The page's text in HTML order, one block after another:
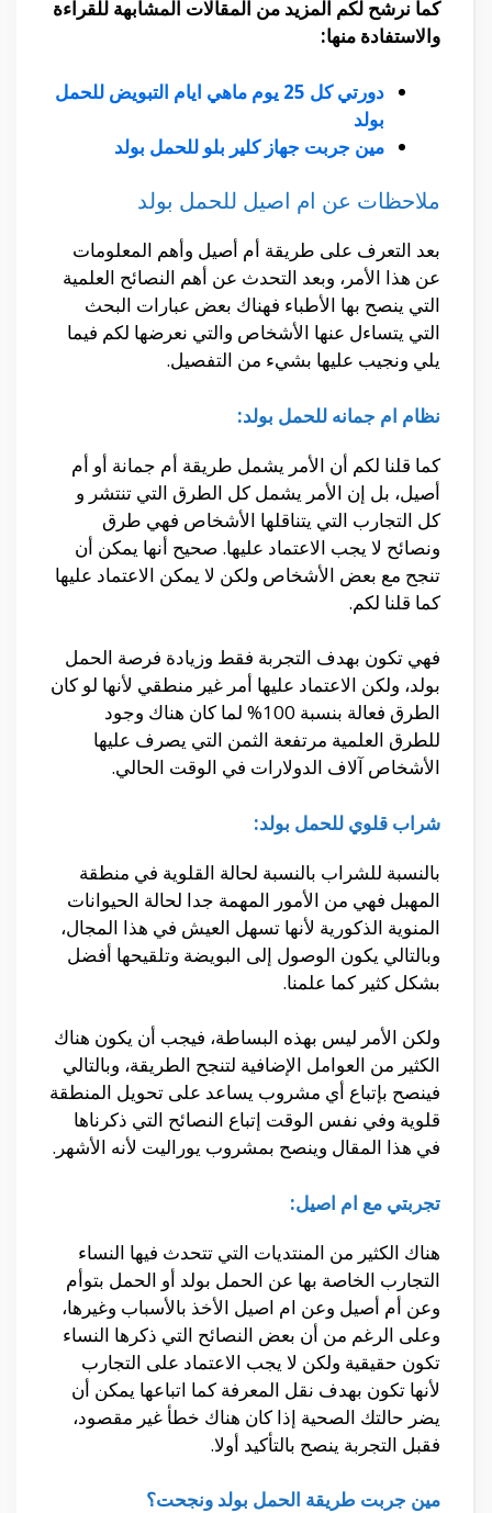
كما نرشح لكم المزيد من المقالات المشابهة للقراءة
والاستفادة منها:
دورتي كل 25 يوم ماهي ايام التبويض للحمل
بولد
مين جربت جهاز كلير بلو للحمل بولد
ملاحظات عن ام اصيل للحمل بولد
بعد التعرف على طريقة أم أصيل وأهم المعلومات
عن هذا الأمر، وبعد التحدث عن أهم النصائح العلمية
التي ينصح بها الأطباء فهناك بعض عبارات البحث
التي يتساءل عنها الأشخاص والتي نعرضها لكم فيما
يلي ونجيب عليها بشيء من التفصيل.
نظام ام جمانه للحمل بولد:
كما قلنا لكم أن الأمر يشمل طريقة أم جمانة أو أم
أصيل، بل إن الأمر يشمل كل الطرق التي تنتشر و
كل التجارب التي يتناقلها الأشخاص فهي طرق
ونصائح لا يجب الاعتماد عليها. صحيح أنها يمكن أن
تنجح مع بعض الأشخاص ولكن لا يمكن الاعتماد عليها
كما قلنا لكم.
فهي تكون بهدف التجربة فقط وزيادة فرصة الحمل
بولد، ولكن الاعتماد عليها أمر غير منطقي لأنها لو كان
الطرق فعالة بنسبة 100% لما كان هناك وجود
للطرق العلمية مرتفعة الثمن التي يصرف عليها
الأشخاص آلاف الدولارات في الوقت الحالي.
شراب قلوي للحمل بولد:
بالنسبة للشراب بالنسبة لحالة القلوية في منطقة
المهبل فهي من الأمور المهمة جدا لحالة الحيوانات
المنوية الذكورية لأنها تسهل العيش في هذا المجال،
وبالتالي يكون الوصول إلى البويضة وتلقيحها أفضل
بشكل كثير كما علمنا.
ولكن الأمر ليس بهذه البساطة، فيجب أن يكون هناك
الكثير من العوامل الإضافية لتنجح الطريقة، وبالتالي
فينصح بإتباع أي مشروب يساعد على تحويل المنطقة
قلوية وفي نفس الوقت إتباع النصائح التي ذكرناها
في هذا المقال وينصح بمشروب يوراليت لأنه الأشهر.
تجربتي مع ام اصيل:
هناك الكثير من المنتديات التي تتحدث فيها النساء
التجارب الخاصة بها عن الحمل بولد أو الحمل بتوأم
وعن أم أصيل وعن ام اصيل الأخذ بالأسباب وغيرها،
وعلى الرغم من أن بعض النصائح التي ذكرها النساء
تكون حقيقية ولكن لا يجب الاعتماد على التجارب
لأنها تكون بهدف نقل المعرفة كما اتباعها يمكن أن
يضر حالتك الصحية إذا كان هناك خطأ غير مقصود،
فقبل التجربة ينصح بالتأكيد أولا.
مين جربت طريقة الحمل بولد ونجحت؟